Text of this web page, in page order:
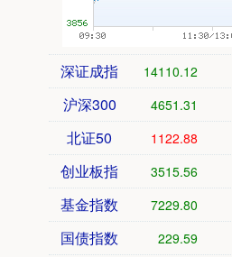
深证成指 14110.12
沪深300 4651.31
北证50 1122.88
创业板指 3515.56
基金指数 7229.80
国债指数 229.59